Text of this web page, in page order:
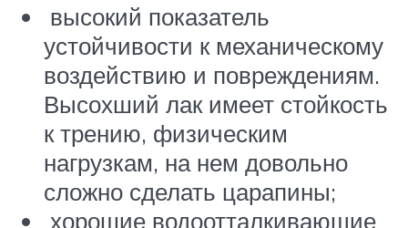
высокий показатель
устойчивости к механическому
воздействию и повреждениям.
Высохший лак имеет стойкость
к трению, физическим
нагрузкам, на нем довольно
сложно сделать царапины;
хорошие водоотталкивающие